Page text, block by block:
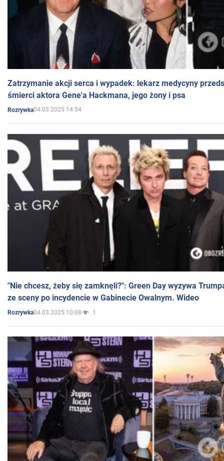
Zatrzymanie akcji serca i wypadek: lekarz medycyny
śmierci aktora Gene'a Hackmana, jego żony i psa
Rozrywka04.03.2025 14:54
"Nie chcesz, żeby się zamknęli?": Green Day wyzywa
ze sceny po incydencie w Gabinecie Owalnym. Wideo
Rozrywka04.03.2025 10:08 1